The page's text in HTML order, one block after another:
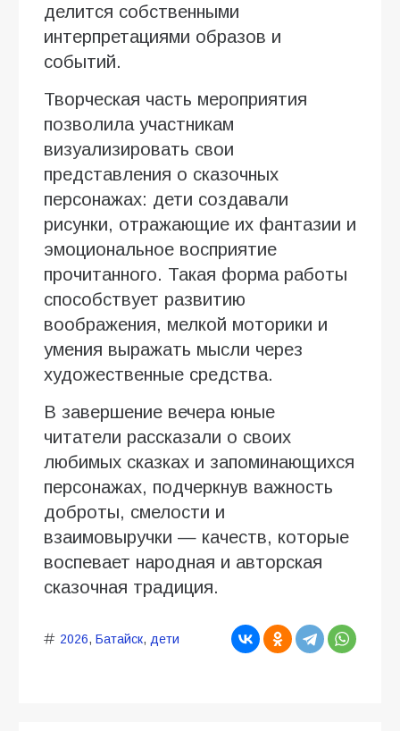
делится собственными
интерпретациями образов и
событий.
Творческая часть мероприятия
позволила участникам
визуализировать свои
представления о сказочных
персонажах: дети создавали
рисунки, отражающие их фантазии и
эмоциональное восприятие
прочитанного. Такая форма работы
способствует развитию
воображения, мелкой моторики и
умения выражать мысли через
художественные средства.
В завершение вечера юные
читатели рассказали о своих
любимых сказках и запоминающихся
персонажах, подчеркнув важность
доброты, смелости и
взаимовыручки — качеств, которые
воспевает народная и авторская
сказочная традиция.
2026, Батайск, дети